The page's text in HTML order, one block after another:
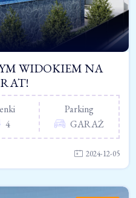
WIDOKIEM NA
4
Parking
GARAŻ
2024-12-05